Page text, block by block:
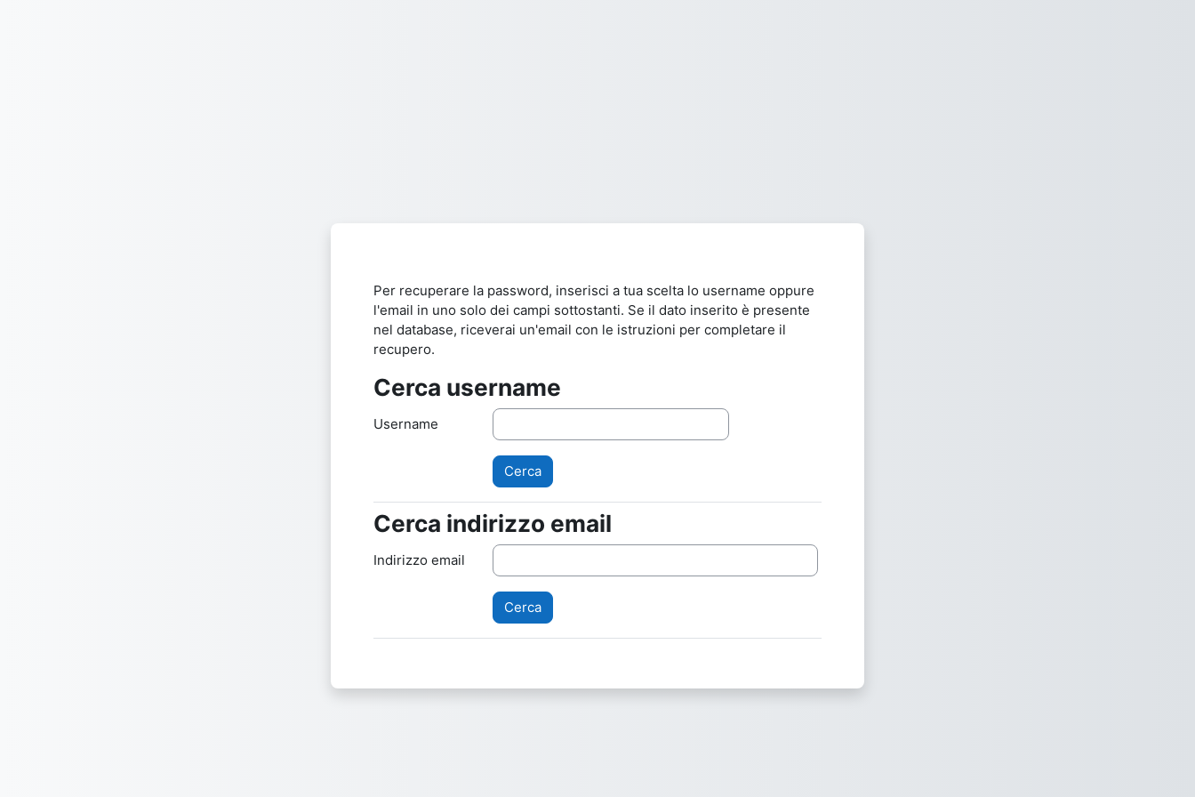
Per recuperare la password, inserisci a tua scelta lo username oppure
l'email in uno solo dei campi sottostanti. Se il dato inserito è presente
nel database, riceverai un'email con le istruzioni per completare il
recupero.
Cerca username
Cerca username
Username
Cerca indirizzo email
Cerca indirizzo email
Indirizzo email